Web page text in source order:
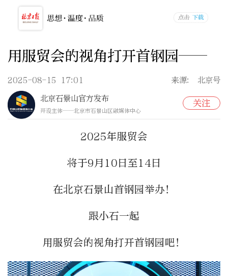
用服贸会的视角打开首钢园——
2025-08-15 17:01
来源: 北京号
北京石景山官方发布
开设主体——北京市石景山区融媒体中心
关注
2025年服贸会
将于9月10日至14日
在北京石景山首钢园举办！
跟小石一起
用服贸会的视角打开首钢园吧！